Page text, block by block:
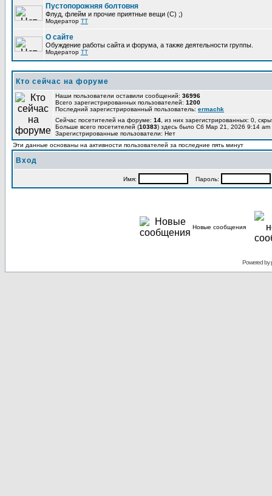
Пустопорожняя болтовня
Флуд, флейм и прочие приятные вещи (C) ;)
Модератор TT
О сайте
Обуждение работы сайта и форума, а также деятельности группы.
Модератор TT
Кто сейчас на форуме
Наши пользователи оставили сообщений: 36996
Всего зарегистрированных пользователей: 1200
Последний зарегистрированный пользователь: ermachk
Сейчас посетителей на форуме: 14 , из них зарегистрированных: 0,
Больше всего посетителей (10383) здесь было Сб Мар 21, 2026 9:14 am
Зарегистрированные пользователи: Нет
Эти данные основаны на активности пользователей за последние пять минут
Вход
Имя: Пароль:
Новые сообщения
Powered by